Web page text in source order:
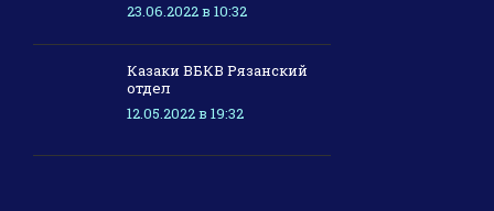
23.06.2022 в 10:32
Казаки ВБКВ Рязанский
отдел
12.05.2022 в 19:32